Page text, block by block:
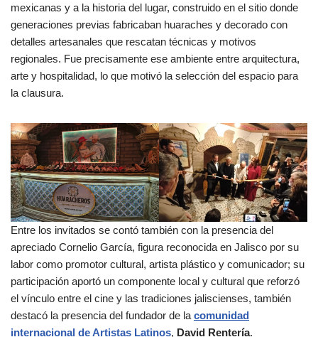
mexicanas y a la historia del lugar, construido en el sitio donde
generaciones previas fabricaban huaraches y decorado con
detalles artesanales que rescatan técnicas y motivos
regionales. Fue precisamente ese ambiente entre arquitectura,
arte y hospitalidad, lo que motivó la selección del espacio para
la clausura.
Entre los invitados se contó también con la presencia del
apreciado Cornelio García, figura reconocida en Jalisco por su
labor como promotor cultural, artista plástico y comunicador; su
participación aportó un componente local y cultural que reforzó
el vínculo entre el cine y las tradiciones jaliscienses, también
destacó la presencia del fundador de la comunidad
internacional de Artistas Latinos, David Rentería.